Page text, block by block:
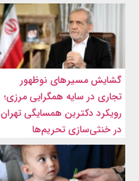
گشایش مسیرهای نوظهور
تجاری در سایه همگرایی مرزی؛
رویکرد دکترین همسایگی تهران
در خنثی‌سازی تحریم‌ها